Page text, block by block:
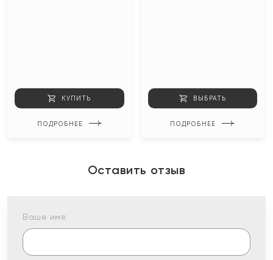
КУПИТЬ
ПОДРОБНЕЕ
ВЫБРАТЬ
ПОДРОБНЕЕ
Оставить отзыв
Ваше имя: